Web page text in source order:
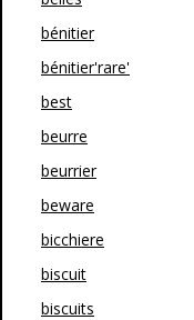
bénitier
bénitier'rare'
best
beurre
beurrier
beware
bicchiere
biscuit
biscuits